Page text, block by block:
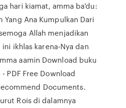
hari kiamat, amma ba'du:
Yang Ana Kumpulkan Dari
Allah menjadikan
ikhlas karena-Nya dan
aamin Download buku
PDF Free Download
Documents.
Rois di dalamnya